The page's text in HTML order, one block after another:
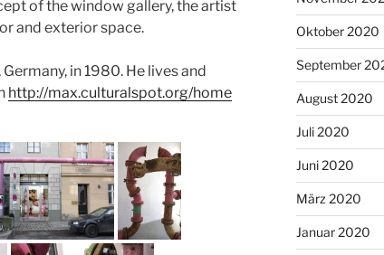
of the window gallery, the artist
and exterior space.
in 1980. He lives and
http://max.culturalspot.org/home
Oktober 2020
September
August 2020
Juli 2020
Juni 2020
März 2020
Januar 2020